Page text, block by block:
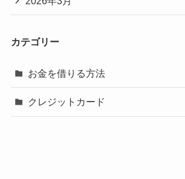
カテゴリー
お金を借りる方法
クレジットカード